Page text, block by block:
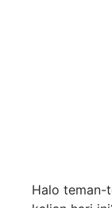
Halo teman-